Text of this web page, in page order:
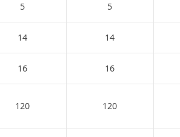
5 5
14 14
16 16
120 120